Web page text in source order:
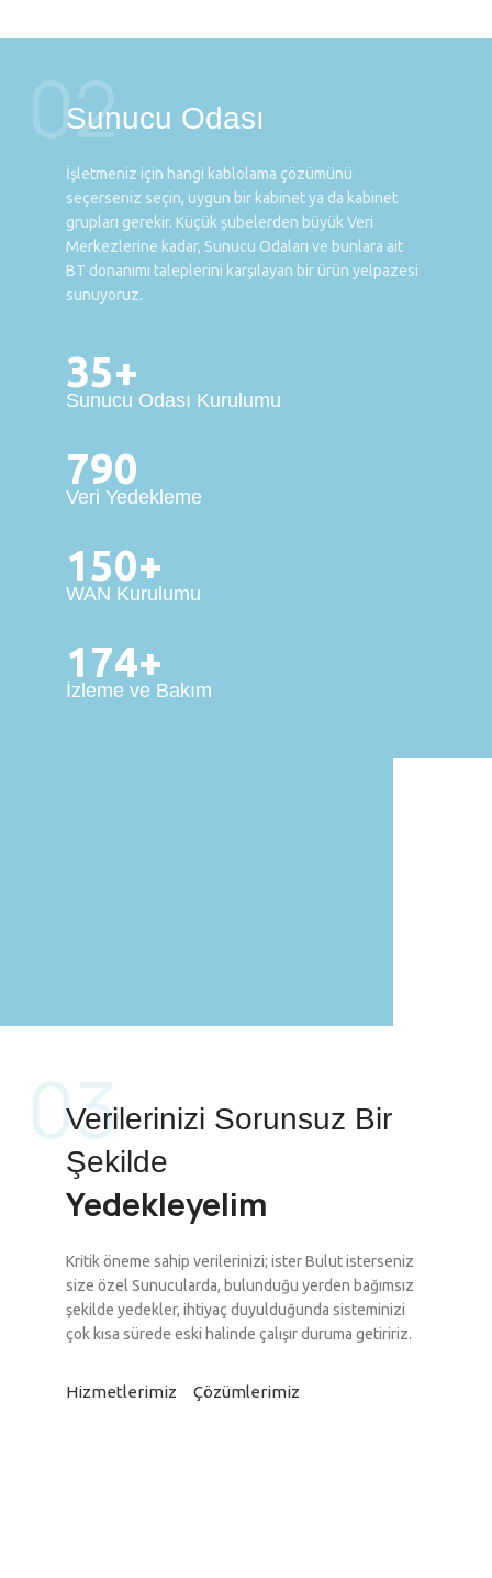
02
Sunucu Odası
İşletmeniz için hangi kablolama çözümünü
seçerseniz seçin, uygun bir kabinet ya da kabinet
grupları gerekir. Küçük şubelerden büyük Veri
Merkezlerine kadar, Sunucu Odaları ve bunlara ait
BT donanımı taleplerini karşılayan bir ürün yelpazesi
sunuyoruz.
35+
Sunucu Odası Kurulumu
790
Veri Yedekleme
150+
WAN Kurulumu
174+
İzleme ve Bakım
03
Verilerinizi Sorunsuz Bir
Şekilde
Yedekleyelim
Kritik öneme sahip verilerinizi; ister Bulut isterseniz
size özel Sunucularda, bulunduğu yerden bağımsız
şekilde yedekler, ihtiyaç duyulduğunda sisteminizi
çok kısa sürede eski halinde çalışır duruma getiririz.
Hizmetlerimiz Çözümlerimiz